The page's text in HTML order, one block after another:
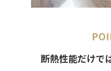
断熱性能だけで